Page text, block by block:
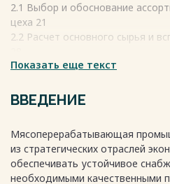
2.1 Выбор и обоснование
цеха 21
2.2 Расчет основного сырья и
2.3 Выбор и обоснование
2.4 Подбор и расчет
2.5 Расчет производственного
2.6 Расчет площадей
производства 75
2.7 Организация
Показать еще текст
ВВЕДЕНИЕ
Мясоперерабатывающая
из стратегических отраслей
обеспечивать устойчивое
необходимыми качественными